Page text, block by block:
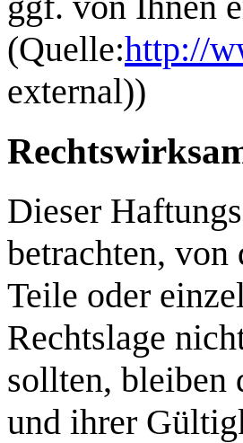
(Quelle:http://
external))
Dieser
betrachten, von
Teile oder
Rechtslage
sollten, bleiben
und ihrer